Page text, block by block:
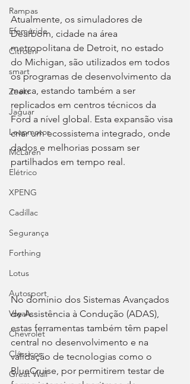
Rampas
Efeméride
Citroën
smart
Zeekr
Jaguar
Leapmotor
McLaren
Elétrico
XPENG
Cadillac
Segurança
Forthing
Lotus
Autosport
Voyah
Chevrolet
Clássicos
Great Wall
Atualmente, os simuladores de
Dearborn, cidade na área
metropolitana de Detroit, no estado
do Michigan, são utilizados em todos
os programas de desenvolvimento da
marca, estando também a ser
replicados em centros técnicos da
Ford a nível global. Esta expansão visa
criar um ecossistema integrado, onde
dados e melhorias possam ser
partilhados em tempo real.
No domínio dos Sistemas Avançados
de Assistência à Condução (ADAS),
estas ferramentas também têm papel
central no desenvolvimento e na
validação de tecnologias como o
BlueCruise, por permitirem testar de